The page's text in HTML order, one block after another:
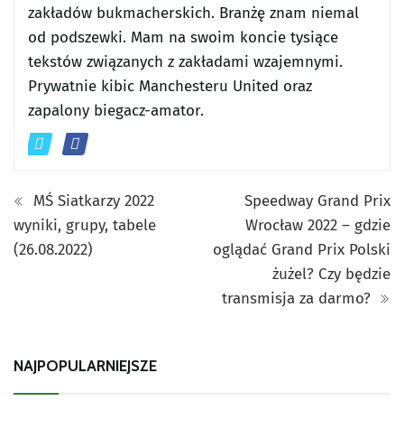
zakładów bukmacherskich. Branżę znam niemal
od podszewki. Mam na swoim koncie tysiące
tekstów związanych z zakładami wzajemnymi.
Prywatnie kibic Manchesteru United oraz
zapalony biegacz-amator.
MŚ Siatkarzy 2022
wyniki, grupy, tabele
(26.08.2022)
Speedway Grand Prix
Wrocław 2022 – gdzie
oglądać Grand Prix Polski
żużel? Czy będzie
transmisja za darmo?
NAJPOPULARNIEJSZE